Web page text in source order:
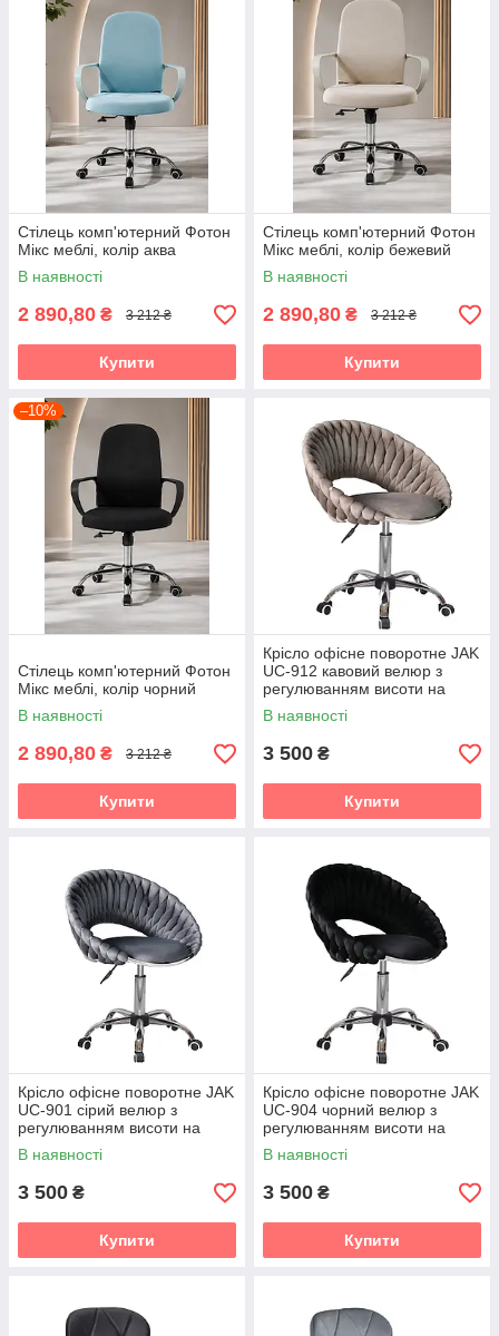
Стілець комп'ютерний Фотон
Мікс меблі, колір аква
В наявності
2 890,80 ₴ 3 212 ₴
Купити
Стілець комп'ютерний Фотон
Мікс меблі, колір бежевий
В наявності
2 890,80 ₴ 3 212 ₴
Купити
–10%
Стілець комп'ютерний Фотон
Мікс меблі, колір чорний
В наявності
2 890,80 ₴ 3 212 ₴
Купити
Крісло офісне поворотне JAK
UC-912 кавовий велюр з
регулюванням висоти на
хромованій сріблястій основі
В наявності
3 500 ₴
Купити
Крісло офісне поворотне JAK
UC-901 сірий велюр з
регулюванням висоти на
хромованій сріблястій основі
В наявності
3 500 ₴
Купити
Крісло офісне поворотне JAK
UC-904 чорний велюр з
регулюванням висоти на
хромованій сріблястій основі
В наявності
3 500 ₴
Купити